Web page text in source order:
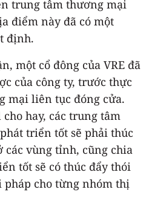
trung tâm thương mại
điểm này đã có một
định.
một cổ đông của VRE đã
của công ty, trước thực
mại liên tục đóng cửa.
hay, các trung tâm
triển tốt sẽ phải thúc
các vùng tỉnh, cũng chia
tốt sẽ có thúc đẩy thói
cho từng nhóm thị